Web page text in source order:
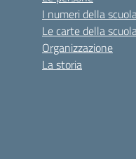
I numeri della
Le carte della
Organizzazione
La storia